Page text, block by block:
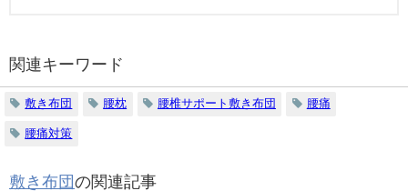
関連キーワード
敷き布団 腰枕 腰椎サポート敷き布団 腰痛
腰痛対策
敷き布団 の関連記事